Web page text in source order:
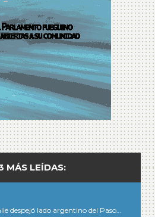
MÁS LEÍDAS:
despejó lado argentino del Paso…